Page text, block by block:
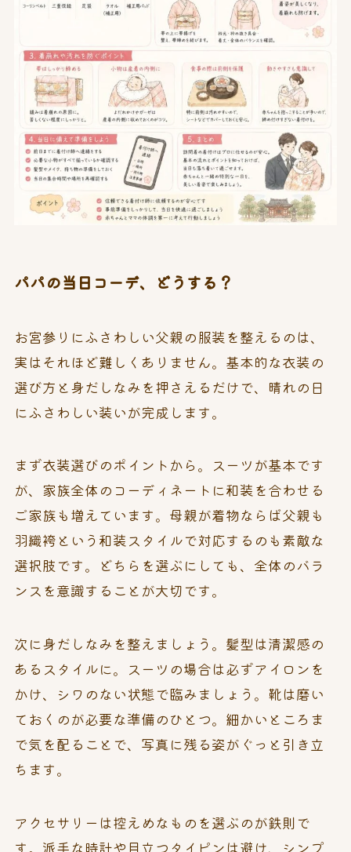
パパの当日コーデ、どうする？
お宮参りにふさわしい父親の服装を整えるのは、
実はそれほど難しくありません。基本的な衣装の
選び方と身だしなみを押さえるだけで、晴れの日
にふさわしい装いが完成します。
まず衣装選びのポイントから。スーツが基本です
が、家族全体のコーディネートに和装を合わせる
ご家族も増えています。母親が着物ならば父親も
羽織袴という和装スタイルで対応するのも素敵な
選択肢です。どちらを選ぶにしても、全体のバラ
ンスを意識することが大切です。
次に身だしなみを整えましょう。髪型は清潔感の
あるスタイルに。スーツの場合は必ずアイロンを
かけ、シワのない状態で臨みましょう。靴は磨い
ておくのが必要な準備のひとつ。細かいところま
で気を配ることで、写真に残る姿がぐっと引き立
ちます。
アクセサリーは控えめなものを選ぶのが鉄則で
す。派手な時計や目立つタイピンは避け、シンプ